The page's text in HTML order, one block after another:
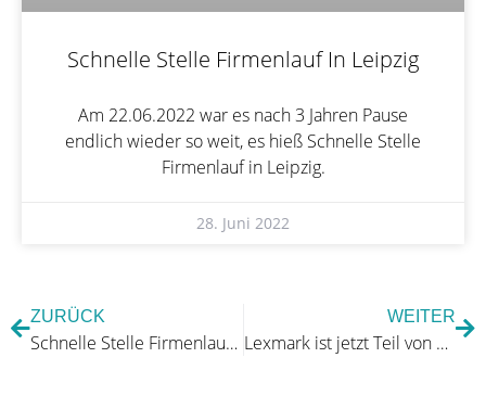
Schnelle Stelle Firmenlauf In Leipzig
Am 22.06.2022 war es nach 3 Jahren Pause
endlich wieder so weit, es hieß Schnelle Stelle
Firmenlauf in Leipzig.
28. Juni 2022
ZURÜCK
Schnelle Stelle Firmenlauf in Leipzig
WEITER
Lexmark ist jetzt Teil von Xerox